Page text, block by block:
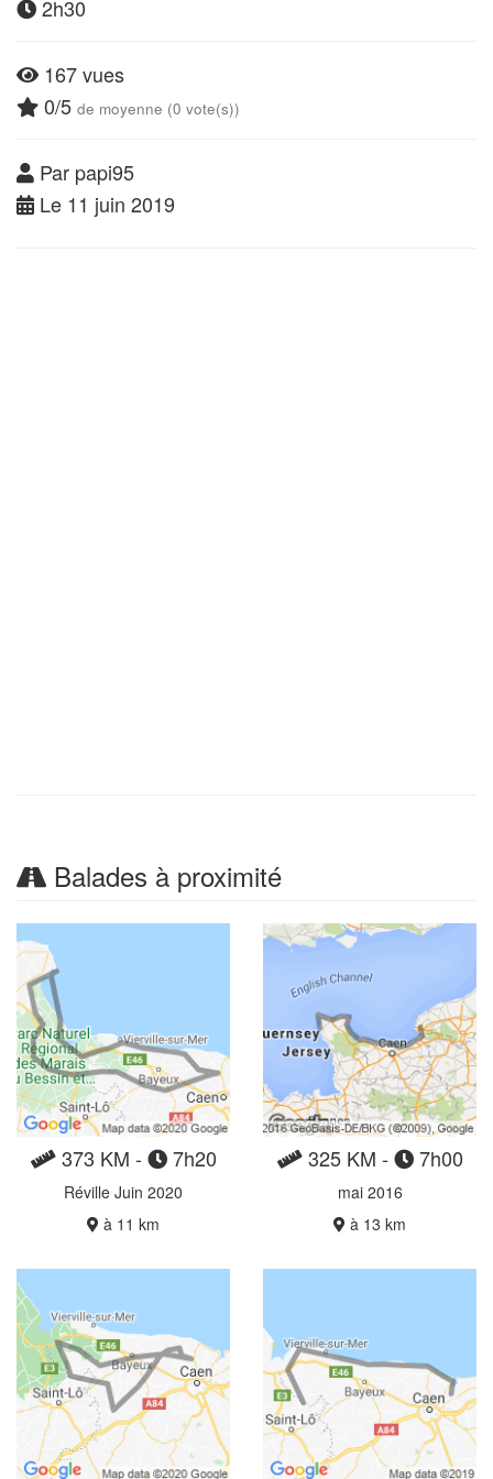
2h30
167 vues
0/5 de moyenne (0 vote(s))
Par papi95
Le 11 juin 2019
Balades à proximité
373 KM - 7h20
Réville Juin 2020
à 11 km
325 KM - 7h00
mai 2016
à 13 km